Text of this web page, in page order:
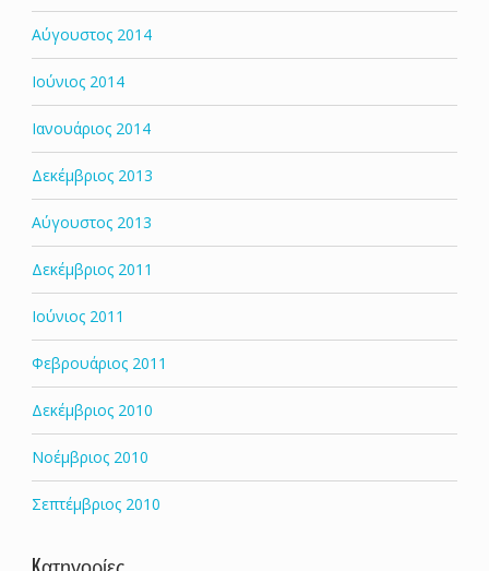
Αύγουστος 2014
Ιούνιος 2014
Ιανουάριος 2014
Δεκέμβριος 2013
Αύγουστος 2013
Δεκέμβριος 2011
Ιούνιος 2011
Φεβρουάριος 2011
Δεκέμβριος 2010
Νοέμβριος 2010
Σεπτέμβριος 2010